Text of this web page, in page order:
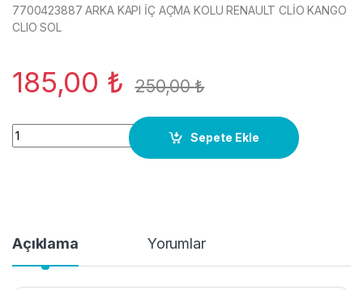
7700423887 ARKA KAPI İÇ AÇMA KOLU RENAULT CLİO KANGO
CLIO SOL
185,00 ₺ 250,00₺
7700423887 ARKA KAPI İÇ AÇMA KOLU RENAULT CLİO
Sepete Ekle
Açıklama Yorumlar